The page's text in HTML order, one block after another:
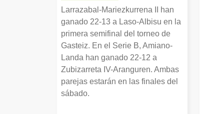
Larrazabal-Mariezkurrena II han
ganado 22-13 a Laso-Albisu en la
primera semifinal del torneo de
Gasteiz. En el Serie B, Amiano-
Landa han ganado 22-12 a
Zubizarreta IV-Aranguren. Ambas
parejas estarán en las finales del
sábado.